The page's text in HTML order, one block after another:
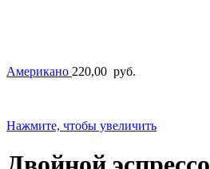
Американо 220,00 руб.
Нажмите, чтобы увеличить